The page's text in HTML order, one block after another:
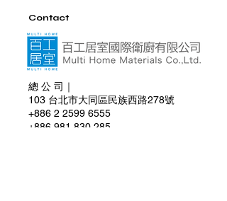
Contact
總 公 司｜
103 台北市大同區民族西路278號
+886 2 2599 6555
+886 981 830 285